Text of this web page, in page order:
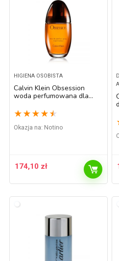
HIGIENA OSOBISTA
Calvin Klein Obsession
woda perfumowana dla
★ ★ ★ ★ ★
Okazja na: Notino
174,10 zł